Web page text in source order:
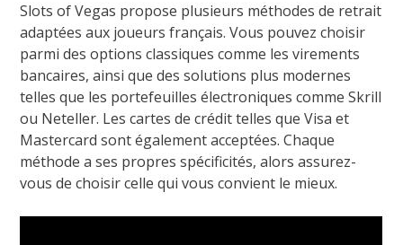
Slots of Vegas propose plusieurs méthodes de retrait
adaptées aux joueurs français. Vous pouvez choisir
parmi des options classiques comme les virements
bancaires, ainsi que des solutions plus modernes
telles que les portefeuilles électroniques comme Skrill
ou Neteller. Les cartes de crédit telles que Visa et
Mastercard sont également acceptées. Chaque
méthode a ses propres spécificités, alors assurez-
vous de choisir celle qui vous convient le mieux.